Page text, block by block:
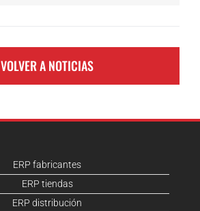
VOLVER A NOTICIAS
ERP fabricantes
ERP tiendas
ERP distribución